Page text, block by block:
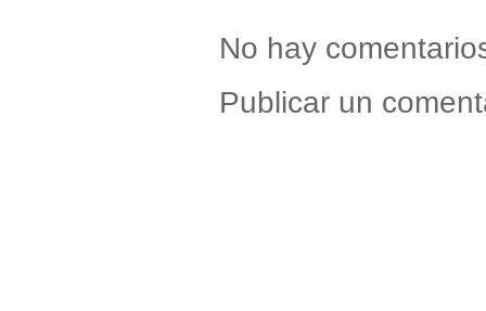
No hay
Publicar un